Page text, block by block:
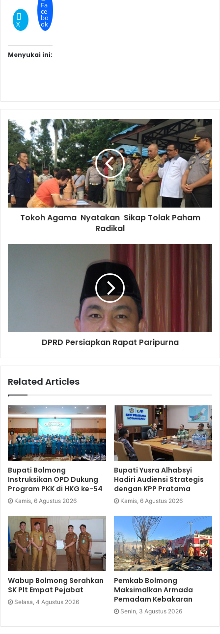
X
Fa
ce
bo
ok
Menyukai ini:
Tokoh Agama Nyatakan Sikap Tolak Paham
Radikal
DPRD Persiapkan Rapat Paripurna
Related Articles
Bupati Bolmong
Instruksikan OPD Dukung
Program PKK di HKG ke-54
Kamis, 6 Agustus 2026
Bupati Yusra Alhabsyi
Hadiri Audiensi Strategis
dengan KPP Pratama
Kamis, 6 Agustus 2026
Wabup Bolmong Serahkan
SK Plt Empat Pejabat
Selasa, 4 Agustus 2026
Pemkab Bolmong
Maksimalkan Armada
Pemadam Kebakaran
Senin, 3 Agustus 2026